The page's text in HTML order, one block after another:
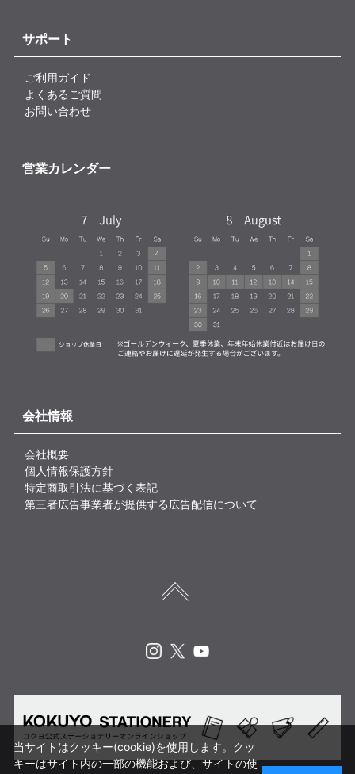
サポート
ご利用ガイド
よくあるご質問
お問い合わせ
営業カレンダー
会社情報
会社概要
個人情報保護方針
特定商取引法に基づく表記
第三者広告事業者が提供する広告配信について
当サイトはクッキー(cookie)を使用します。クッ
キーはサイト内の一部の機能および、サイトの使